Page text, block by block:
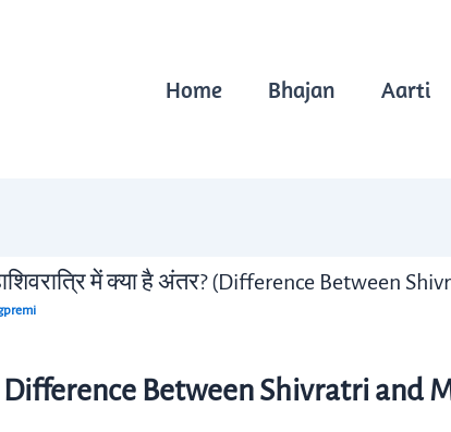
Home Bhajan Aarti
में क्या है अंतर? (Difference Between
Difference Between Shivratri and